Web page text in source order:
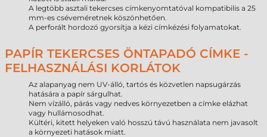
A legtöbb asztali tekercses címkenyomtatóval kompatibilis a 25
mm-es cséveméretnek köszönhetően.
A perforált hordozó gyorsítja a kézi címkézési folyamatokat.
PAPÍR TEKERCSES ÖNTAPADÓ CÍMKE -
FELHASZNÁLÁSI KORLÁTOK
Az alapanyag nem UV-álló, tartós és közvetlen napsugárzás
hatására a papír sárgulhat.
Nem vízálló, párás vagy nedves környezetben a címke elázhat
vagy hullámosodhat.
Kültéri, kitett helyeken való hosszú távú használata nem javasolt
a környezeti hatások miatt.